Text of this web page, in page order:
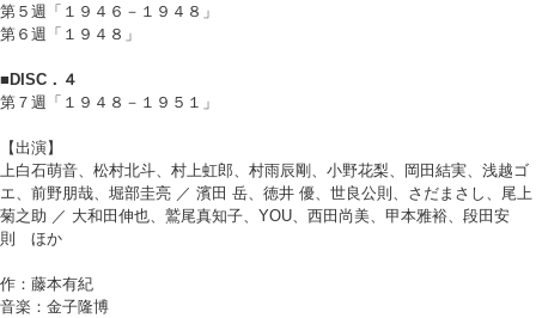
第５週「１９４６－１９４８」
第６週「１９４８」
■DISC．４
第７週「１９４８－１９５１」
【出演】
上白石萌音、松村北斗、村上虹郎、村雨辰剛、小野花梨、岡田結実、浅越ゴ
エ、前野朋哉、堀部圭亮 ／ 濱田 岳、徳井 優、世良公則、さだまさし、尾上
菊之助 ／ 大和田伸也、鷲尾真知子、YOU、西田尚美、甲本雅裕、段田安
則 ほか
作：藤本有紀
音楽：金子隆博